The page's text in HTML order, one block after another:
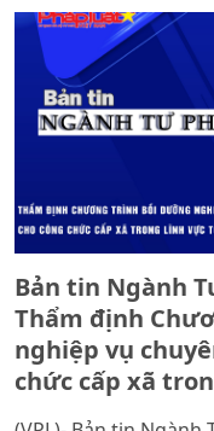
Bản tin Ngành
Thẩm định
nghiệp vụ
chức cấp xã